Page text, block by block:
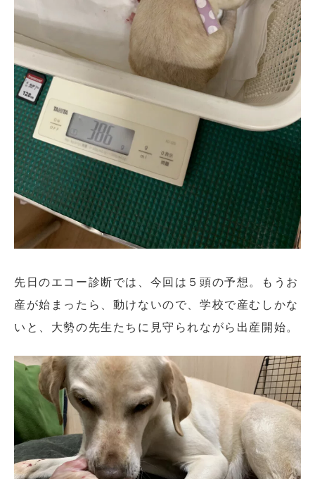
先日のエコー診断では、今回は５頭の予想。もうお
産が始まったら、動けないので、学校で産むしかな
いと、大勢の先生たちに見守られながら出産開始。